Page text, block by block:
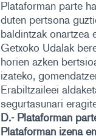
Plataforman parte
duten pertsona
baldintzak onartzea
Getxoko Udalak
horien azken
izateko,
Erabiltzaileei
segurtasunari
D.- Plataforman
Plataforman izena